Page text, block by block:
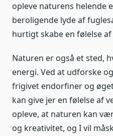
opleve naturens helende
beroligende lyde af
hurtigt skabe en følelse
Naturen er også et sted,
energi. Ved at udforske
frigivet endorfiner og
kan give jer en følelse af
opleve, at naturen kan
og kreativitet, og I vil